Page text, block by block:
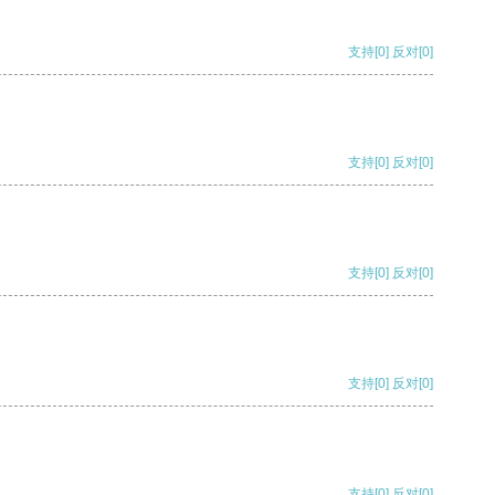
支持[0] 反对[0]
支持[0] 反对[0]
支持[0] 反对[0]
支持[0] 反对[0]